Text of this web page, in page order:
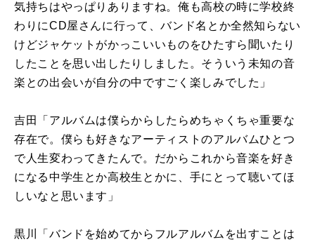
気持ちはやっぱりありますね。俺も高校の時に学校終
わりにCD屋さんに行って、バンド名とか全然知らない
けどジャケットがかっこいいものをひたすら聞いたり
したことを思い出したりしました。そういう未知の音
楽との出会いが自分の中ですごく楽しみでした」
吉田「アルバムは僕らからしたらめちゃくちゃ重要な
存在で。僕らも好きなアーティストのアルバムひとつ
で人生変わってきたんで。だからこれから音楽を好き
になる中学生とか高校生とかに、手にとって聴いてほ
しいなと思います」
黒川「バンドを始めてからフルアルバムを出すことは